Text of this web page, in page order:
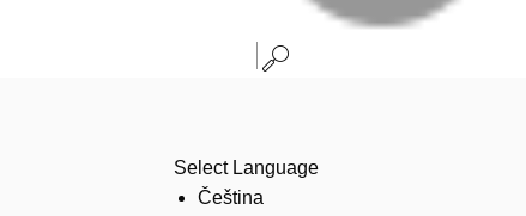
Select Language
Čeština